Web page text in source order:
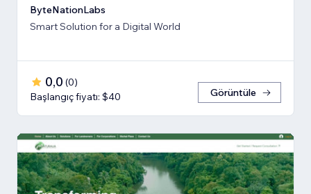
ByteNationLabs
Smart Solution for a Digital World
0,0 (0)
Başlangıç fiyatı: $40
Görüntüle